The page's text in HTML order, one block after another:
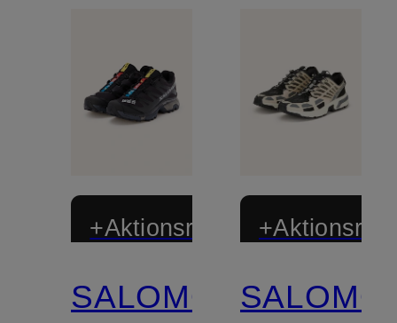
+Aktionsrabatt
SALOMON